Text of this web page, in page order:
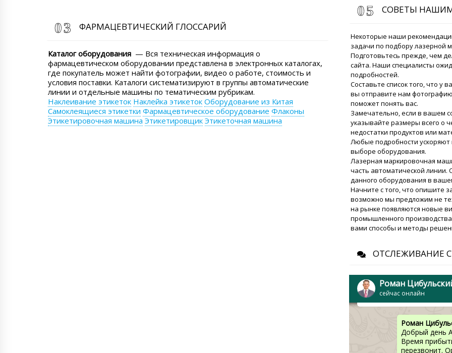
ФАРМАЦЕВТИЧЕСКИЙ ГЛОССАРИЙ
Каталог оборудования — Вся техническая информация о
фармацевтическом оборудовании представлена в электронных каталогах,
где покупатель может найти фотографии, видео о работе, стоимость и
условия поставки. Каталоги систематизируют в группы автоматические
линии и отдельные машины по тематическим рубрикам.
Наклеивание этикеток Наклейка этикеток Оборудование из Китая
Самоклеящиеся этикетки Фармацевтическое оборудование Флаконы
Этикетировочная машина Этикетировщик Этикеточная машина
СОВЕТЫ
Некоторые наши
задачи по подбору лазерной
Подготовьтесь прежде, чем
сайта. Наши специалисты
подробностей.
Составьте список того, что у
вы отправите нам
поможет понять вас.
Замечательно, если в вашем
указывайте размеры всего о
недостатки продуктов или
Любые подробности
выборе оборудования.
Лазерная маркировочная
часть автоматической
данного оборудования в
Начните с того, что опишите
возможно мы предложим не
на рынке появляются новые
промышленного
вами способы и методы
ОТСЛЕЖИВАНИЕ
Роман
сейчас онлайн
Роман
Максим
Упаковочная машина в
доставки сообщите
Роман
таможенное
менеджер
Виктория
Роман, подскажите, мой
уже поехал ? Пока не
фабрику чертежи новых
Роман
Добрый день,
Упаковочная машина в
кг упаковки , доставка в
пожалуйста.
Роман
Добрый день
Время
перезвонит.